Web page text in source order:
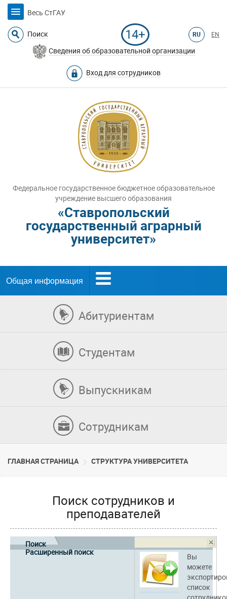
Весь СтГАУ
Поиск 14+ RU EN
Сведения об образовательной организации
Вход для сотрудников
Федеральное государственное бюджетное образовательное
учреждение высшего образования
«Ставропольский
государственный аграрный
университет»
Общая информация
Абитуриентам
Студентам
Выпускникам
Сотрудникам
ГЛАВНАЯ СТРАНИЦА CТРУКТУРА УНИВЕРСИТЕТА
Поиск сотрудников и
преподавателей
Вы
можете
список
Поиск
Расширенный поиск